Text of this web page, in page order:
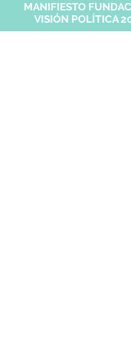
MANIFIESTO
VISIÓN POLÍTICA